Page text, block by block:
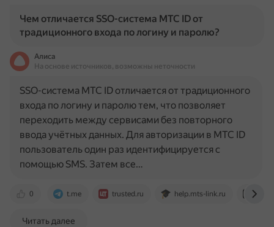
Чем отличается SSO-система МТС ID от
традиционного входа по логину и паролю?
Алиса
На основе источников, возможны неточности
0 t.me trusted.ru help.mts-link.ru
SSO-система МТС ID отличается от традиционного
входа по логину и паролю тем, что позволяет
переходить между сервисами без повторного
ввода учётных данных. Для авторизации в МТС ID
пользователь один раз идентифицируется с
помощью SMS. Затем все…
Читать далее